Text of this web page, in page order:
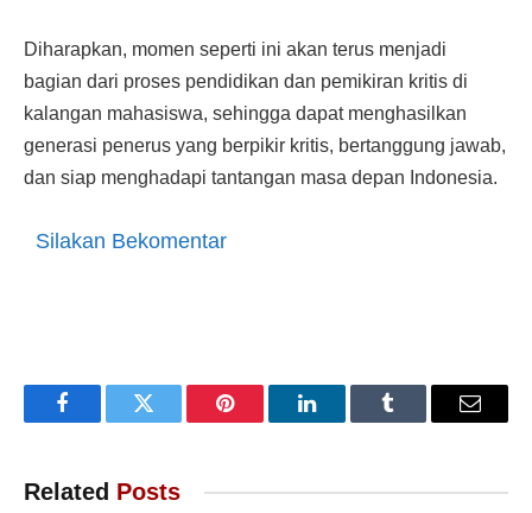
Diharapkan, momen seperti ini akan terus menjadi
bagian dari proses pendidikan dan pemikiran kritis di
kalangan mahasiswa, sehingga dapat menghasilkan
generasi penerus yang berpikir kritis, bertanggung jawab,
dan siap menghadapi tantangan masa depan Indonesia.
Silakan Bekomentar
FacebookTwitter Pinterest LinkedInTumblr Email
Related Posts